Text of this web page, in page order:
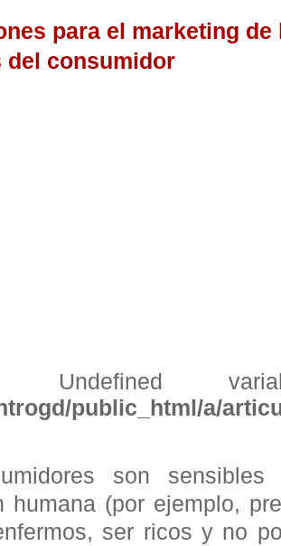
para el marketing
del consumidor
Undefined
public_html/a/
son
(por ejemplo,
ser ricos y no